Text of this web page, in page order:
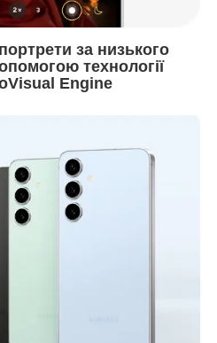
за низького
технології
Engine